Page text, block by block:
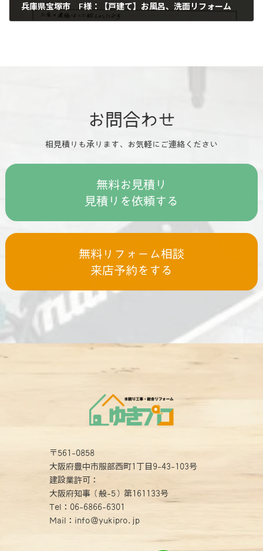
兵庫県宝塚市 F様：【戸建て】お風呂、洗面リフォーム
お問合わせ
相見積りも承ります、お気軽にご連絡ください
無料お見積り
見積りを依頼する
無料リフォーム相談
来店予約をする
〒561-0858
大阪府豊中市服部西町1丁目9-43-103号
建設業許可：
大阪府知事（般-5）第161133号
Tel： 06-6866-6301
Mail：info@yukipro.jp